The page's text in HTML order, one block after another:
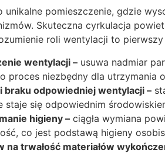
unikalne pomieszczenie, gdzie
Skuteczna cyrkulacja
roli wentylacji to
wentylacji – usuwa nadmiar
proces niezbędny dla utrzymania
braku odpowiedniej wentylacji –
staje się odpowiednim
higieny – ciągła wymiana
co jest podstawą higieny
na trwałość materiałów